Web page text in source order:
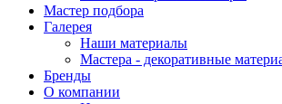
Мастер подбора
Галерея
Наши материалы
Мастера - декоративные
Бренды
О компании